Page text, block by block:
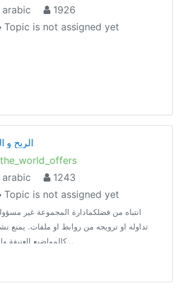
arabic
1926
Topic is not assigned yet
الربح و
arabic
1243
Topic is not assigned yet
تداوله او ترويجه من روابط او ملفات. يمنع
كالمواضيع العنيفة والغير انسانية والاباحية...